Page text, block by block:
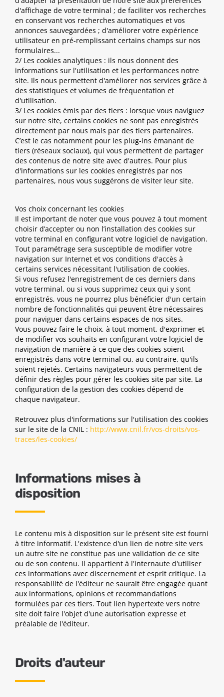
d'affichage de votre terminal ; de faciliter vos recherches
en conservant vos recherches automatiques et vos
annonces sauvegardées ; d'améliorer votre expérience
utilisateur en pré-remplissant certains champs sur nos
formulaires...
2/ Les cookies analytiques : ils nous donnent des
informations sur l'utilisation et les performances notre
site. Ils nous permettent d'améliorer nos services grâce à
des statistiques et volumes de fréquentation et
d'utilisation.
3/ Les cookies émis par des tiers : lorsque vous naviguez
sur notre site, certains cookies ne sont pas enregistrés
directement par nous mais par des tiers partenaires.
C’est le cas notamment pour les plug-ins émanant de
tiers (réseaux sociaux), qui vous permettent de partager
des contenus de notre site avec d'autres. Pour plus
d'informations sur les cookies enregistrés par nos
partenaires, nous vous suggérons de visiter leur site.
Vos choix concernant les cookies
Il est important de noter que vous pouvez à tout moment
choisir d’accepter ou non l’installation des cookies sur
votre terminal en configurant votre logiciel de navigation.
Tout paramétrage sera susceptible de modifier votre
navigation sur Internet et vos conditions d'accès à
certains services nécessitant l'utilisation de cookies.
Si vous refusez l'enregistrement de ces derniers dans
votre terminal, ou si vous supprimez ceux qui y sont
enregistrés, vous ne pourrez plus bénéficier d'un certain
nombre de fonctionnalités qui peuvent être nécessaires
pour naviguer dans certains espaces de nos sites.
Vous pouvez faire le choix, à tout moment, d'exprimer et
de modifier vos souhaits en configurant votre logiciel de
navigation de manière à ce que des cookies soient
enregistrés dans votre terminal ou, au contraire, qu'ils
soient rejetés. Certains navigateurs vous permettent de
définir des règles pour gérer les cookies site par site. La
configuration de la gestion des cookies dépend de
chaque navigateur.
Retrouvez plus d'informations sur l'utilisation des cookies
sur le site de la CNIL : http://www.cnil.fr/vos-droits/vos-
traces/les-cookies/
Informations mises à
disposition
Le contenu mis à disposition sur le présent site est fourni
à titre informatif. L'existence d'un lien de notre site vers
un autre site ne constitue pas une validation de ce site
ou de son contenu. Il appartient à l'internaute d'utiliser
ces informations avec discernement et esprit critique. La
responsabilité de l'éditeur ne saurait être engagée quant
aux informations, opinions et recommandations
formulées par ces tiers. Tout lien hypertexte vers notre
site doit faire l'objet d'une autorisation expresse et
préalable de l'éditeur.
Droits d'auteur